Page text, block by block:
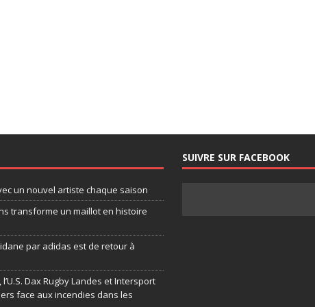
un nouvel artiste chaque saison
transforme un maillot en histoire
par adidas est de retour à
Dax Rugby Landes et Intersport
face aux incendies dans les
SUIVRE SUR FACEBOOK